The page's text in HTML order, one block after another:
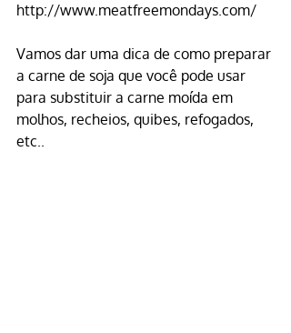
http://www.meatfreemondays.com/
Vamos dar uma dica de como preparar
a carne de soja que você pode usar
para substituir a carne moída em
molhos, recheios, quibes, refogados,
etc..